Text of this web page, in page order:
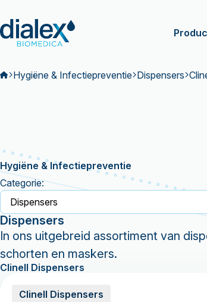
Hygiëne & Infectiepreventie Dispensers
Hygiëne & Infectiepreventie
Categorie:
Dispensers
In ons uitgebreid assortiment van
schorten en maskers.
Clinell Dispensers
Clinell Dispensers